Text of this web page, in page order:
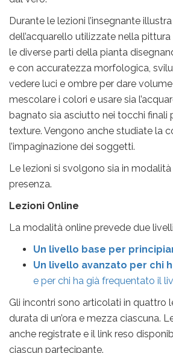
Durante le lezioni l’insegnante
dell’acquarello utilizzate nella
le diverse parti della pianta
e con accuratezza morfologica,
vedere luci e ombre per dare volume
mescolare i colori e usare sia
bagnato sia asciutto nei tocchi finali
texture. Vengono anche studiate la
l’impaginazione dei soggetti.
Le lezioni si svolgono sia in modalità
presenza.
Lezioni Online
La modalità online prevede due
Un livello base per
Un livello avanzato per chi
e per chi ha già frequentato il
Gli incontri sono articolati in quattro
durata di un’ora e mezza ciascuna.
anche registrate e il link reso
ciascun partecipante.